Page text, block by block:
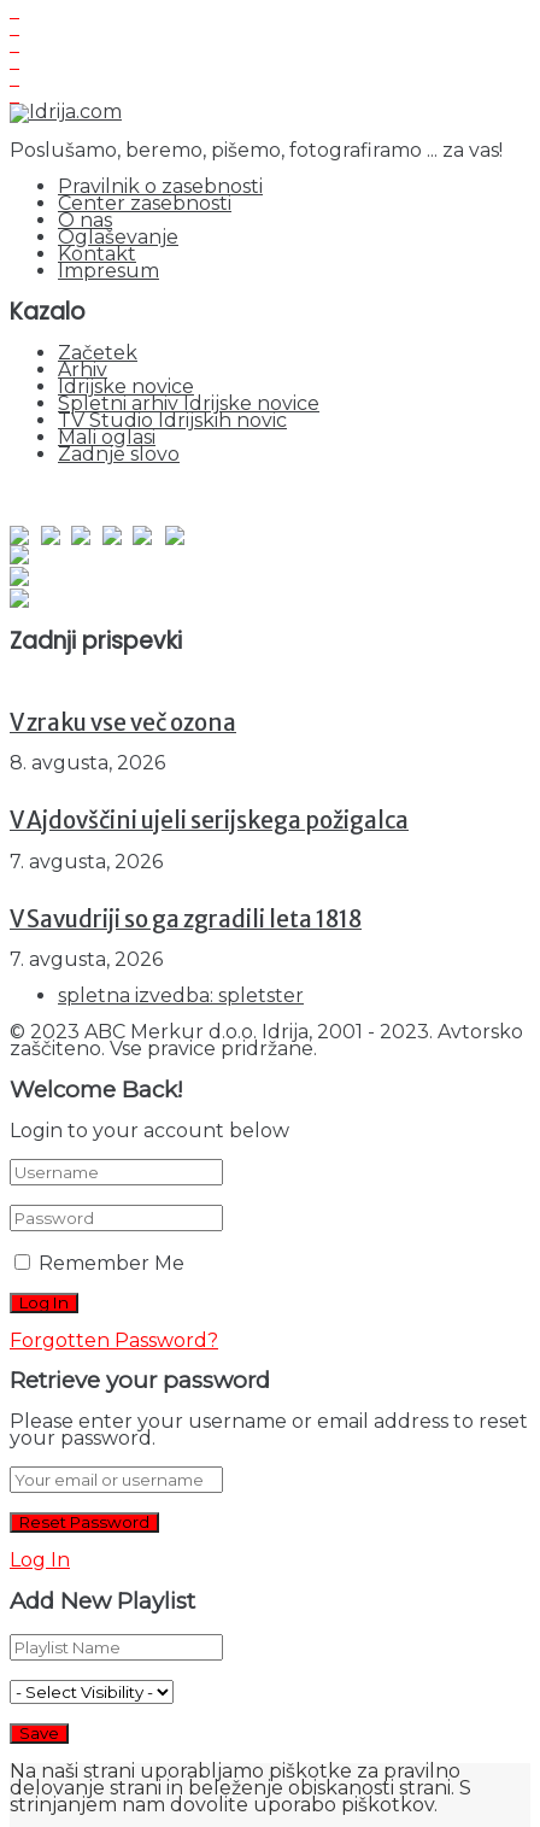
Poslušamo, beremo, pišemo, fotografiramo ... za vas!
Pravilnik o zasebnosti
Center zasebnosti
O nas
Oglaševanje
Kontakt
Impresum
Kazalo
Začetek
Arhiv
Idrijske novice
Spletni arhiv Idrijske novice
TV Studio Idrijskih novic
Mali oglasi
Zadnje slovo
Zadnji prispevki
V zraku vse več ozona
8. avgusta, 2026
V Ajdovščini ujeli serijskega požigalca
7. avgusta, 2026
V Savudriji so ga zgradili leta 1818
7. avgusta, 2026
spletna izvedba: spletster
© 2023 ABC Merkur d.o.o. Idrija, 2001 - 2023. Avtorsko
zaščiteno. Vse pravice pridržane.
Welcome Back!
Login to your account below
Remember Me
Forgotten Password?
Retrieve your password
Please enter your username or email address to reset
your password.
Log In
Add New Playlist
Na naši strani uporabljamo piškotke za pravilno
delovanje strani in beleženje obiskanosti strani. S
strinjanjem nam dovolite uporabo piškotkov.